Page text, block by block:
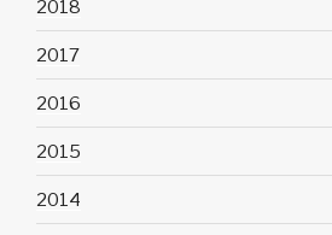
2018
2017
2016
2015
2014